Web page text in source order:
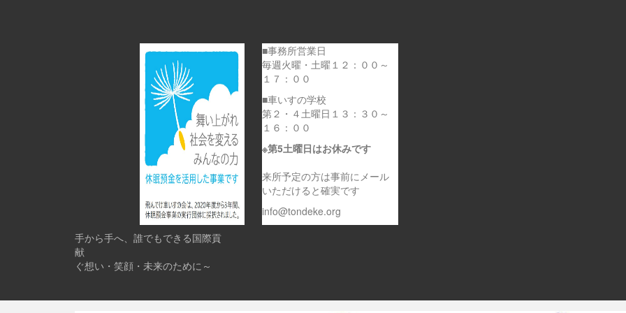
■事務所営業日
毎週火曜・土曜１２：００～
１７：００
■車いすの学校
第２・４土曜日１３：３０～
１６：００
※第5土曜日はお休みです
来所予定の方は事前にメール
いただけると確実です
info@tondeke.org
手から手へ、誰でもできる国際貢
献 ～車いす
ぐ想い・笑顔・未来のために～